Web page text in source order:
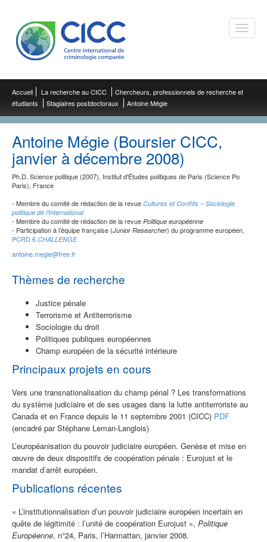
Toggle
Accueil La recherche au CICC
Chercheurs, professionnels de recherche et
étudiants
Stagiaires postdoctoraux Antoine Mégie
Antoine Mégie (Boursier CICC,
janvier à décembre 2008)
Ph.D. Science politique (2007), Institut d'Études politiques de Paris (Science Po
Paris), France
- Membre du comité de rédaction de la revue Cultures et Conflits – Sociologie
politique de l’International
- Membre du comité de rédaction de la revue Politique européenne
- Participation à l’équipe française (Junior Researcher) du programme européen,
PCRD 6 CHALLENGE
antoine.megie@free.fr
Thèmes de recherche
Justice pénale
Terrorisme et Antiterrorisme
Sociologie du droit
Politiques publiques européennes
Champ européen de la sécurité intérieure
Principaux projets en cours
Vers une transnationalisation du champ pénal ? Les transformations
du système judiciaire et de ses usages dans la lutte antiterroriste au
Canada et en France depuis le 11 septembre 2001 (CICC) PDF
(encadré par Stéphane Leman-Langlois)
L’européanisation du pouvoir judiciaire européen. Genèse et mise en
œuvre de deux dispositifs de coopération pénale : Eurojust et le
mandat d’arrêt européen.
Publications récentes
« L’institutionnalisation d’un pouvoir judiciaire européen incertain en
quête de légitimité : l’unité de coopération Eurojust », Politique
Européenne, n°24, Paris, l’Harmattan, janvier 2008.